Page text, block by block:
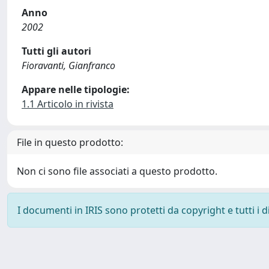
Anno
2002
Tutti gli autori
Fioravanti, Gianfranco
Appare nelle tipologie:
1.1 Articolo in rivista
File in questo prodotto:
Non ci sono file associati a questo prodotto.
I documenti in IRIS sono protetti da copyright e tutti i